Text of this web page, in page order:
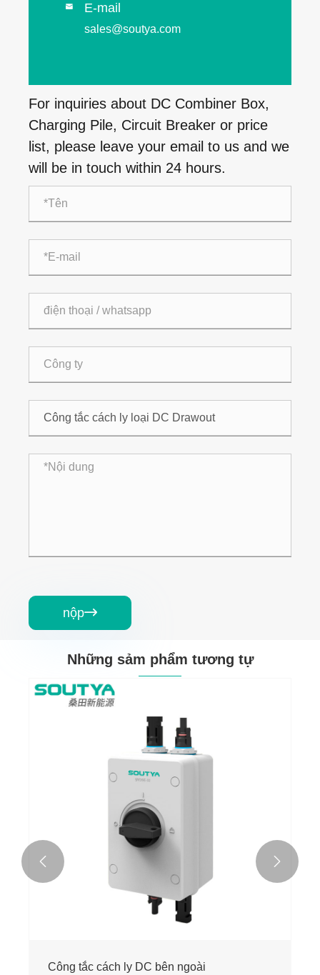
 E-mail
sales@soutya.com
For inquiries about DC Combiner Box,
Charging Pile, Circuit Breaker or price
list, please leave your email to us and we
will be in touch within 24 hours.
nộp
Những sảm phẩm tương tự
Công tắc cách ly DC bên ngoài
 